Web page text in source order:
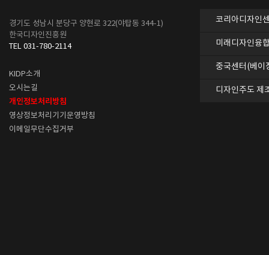
경기도 성남시 분당구 양현로 322(야탑동 344-1)
한국디자인진흥원
TEL 031-780-2114
KIDP소개
오시는길
개인정보처리방침
영상정보처리기기운영방침
이메일무단수집거부
코리아디자인
미래디자인융
중국센터(베이
디자인주도 제